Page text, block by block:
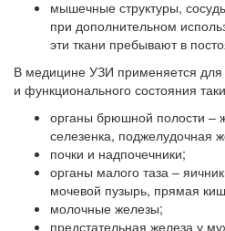
мышечные структуры,
при дополнительном
эти ткани пребывают в
В медицине УЗИ применяется для
и функционального состояния
органы брюшной полости –
селезенка, поджелудочная
почки и надпочечники;
органы малого таза –
мочевой пузырь, прямая
молочные железы;
предстательная железа у